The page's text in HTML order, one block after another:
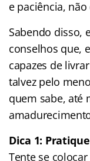
e paciência,
Sabendo disso,
conselhos que,
capazes de
talvez pelo
quem sabe, até
Dica 1:
Tente se